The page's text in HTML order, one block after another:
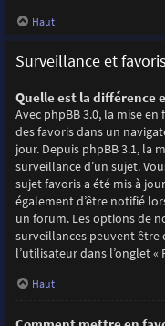
Haut
Surveillance et favoris
Quelle est la différence
Avec phpBB 3.0, la mise
des favoris dans un
jour. Depuis phpBB 3.1, la
surveillance d’un sujet.
sujet favoris a été mis à
également d’être notifié
un forum. Les options de
surveillances peuvent être
l’utilisateur dans l’onglet
Haut